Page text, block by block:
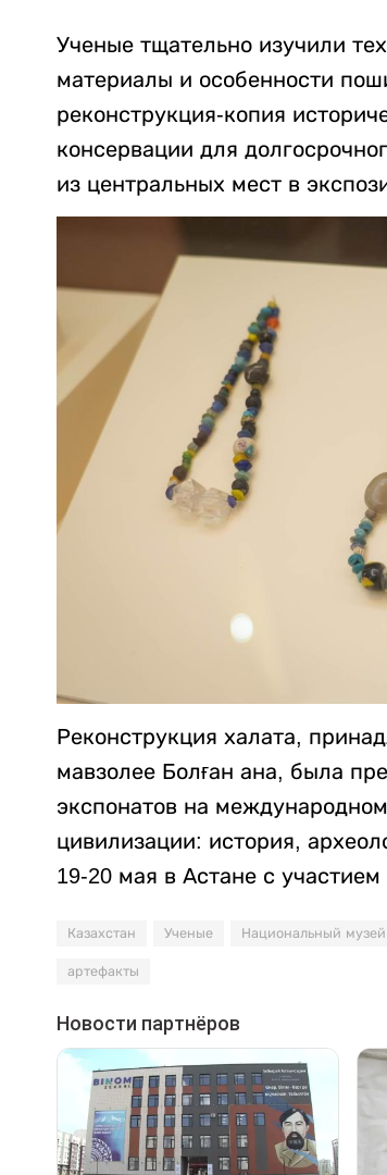
Ученые тщательно изучили
материалы и особенности
реконструкция-копия
консервации для
из центральных мест в
Реконструкция халата,
мавзолее Болған ана, была
экспонатов на
цивилизации: история,
19-20 мая в Астане с
Казахстан Ученые Национальный музей
артефакты